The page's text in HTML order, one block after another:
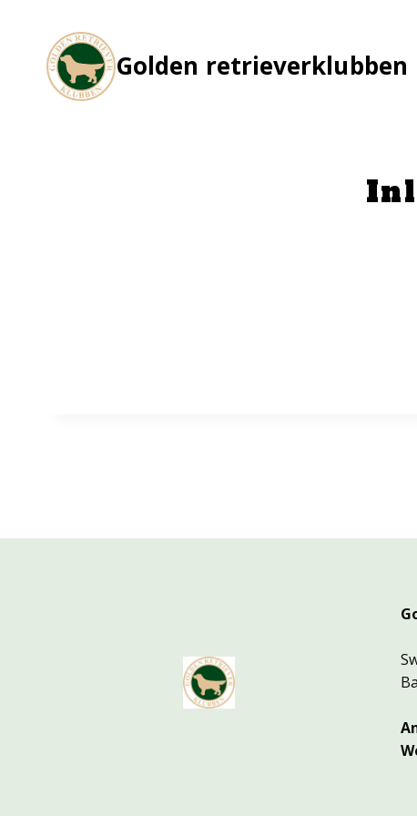
content
Golden retrieverklubben